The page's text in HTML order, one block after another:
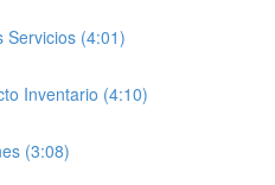
Servicios (4:01)
Inventario (4:10)
(3:08)